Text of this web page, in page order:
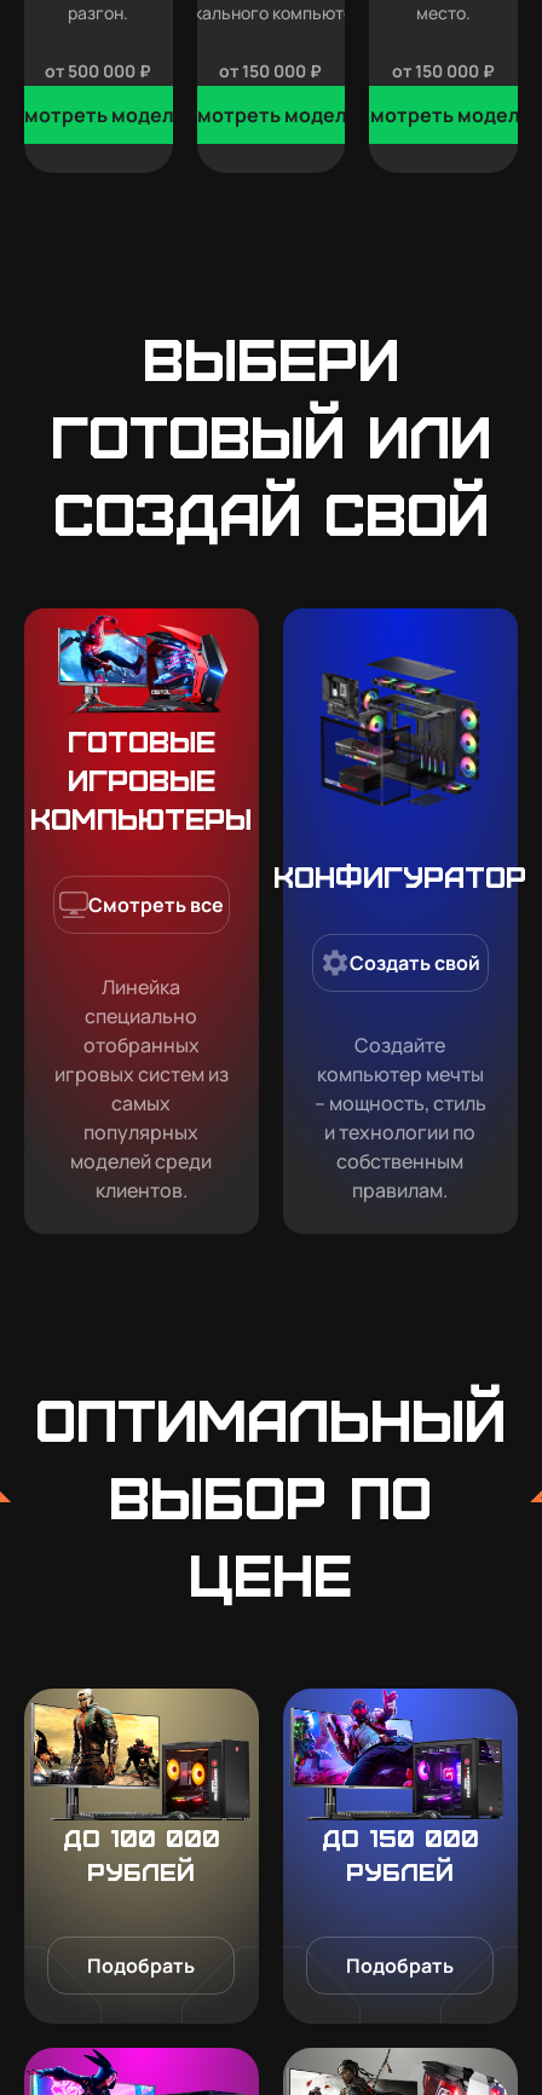
разгон.
от 500 000 ₽
Смотреть модели
уникального компьютера.
от 150 000 ₽
Смотреть модели
место.
от 150 000 ₽
Смотреть модели
Выбери
готовый или
создай свой
Готовые
игровые
компьютеры
Смотреть все
Линейка
специально
отобранных
игровых систем из
самых
популярных
моделей среди
клиентов.
Конфигуратор
Создать свой
Создайте
компьютер мечты
– мощность, стиль
и технологии по
собственным
правилам.
Оптимальный
выбор по
цене
До 100 000
рублей
Подобрать
До 150 000
рублей
Подобрать